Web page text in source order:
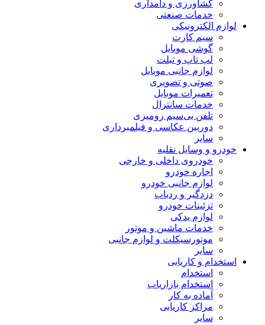
کشاورزی و دامداری
خدمات صنعتی
لوازم الکترونیکی
سیم کارت
گوشی موبایل
لپ تاپ و تبلت
لوازم جانبی موبایل
صوتی و تصویری
تعمیرات موبایل
خدمات سانترال
تلفن بی‌سیم رومیزی
دوربین عکاسی و فیلمبرداری
سایر
خودرو و وسایل نقلیه
خودروی داخلی و خارجی
اجاره خودرو
لوازم جانبی خودرو
دزدگیر و ردیاب
تزئینات خودرو
لوازم یدکی
خدمات ماشین و موتور
موتورسیکلت و لوازم جانبی
سایر
استخدام و کاریابی
استخدام
استخدام بازاریاب
آماده به کار
مراکز کاریابی
سایر